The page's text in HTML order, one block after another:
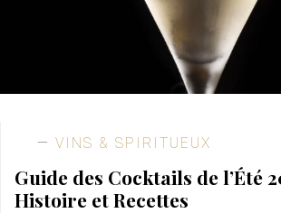
VINS & SPIRITUEUX
Guide des Cocktails de l’Été
Histoire et Recettes